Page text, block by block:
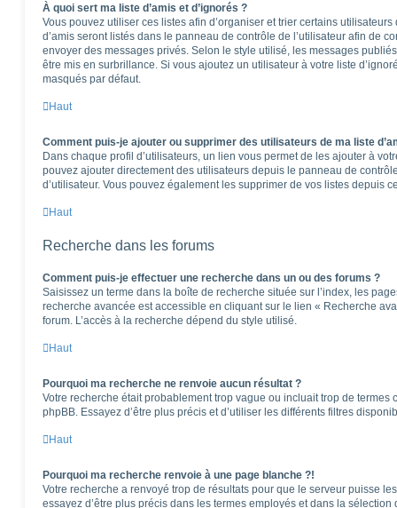
À quoi sert ma liste d’amis et d’ignorés ?
Vous pouvez utiliser ces listes afin d’organiser et trier certains
d’amis seront listés dans le panneau de contrôle de l’utilisateur afin de
envoyer des messages privés. Selon le style utilisé, les messages
être mis en surbrillance. Si vous ajoutez un utilisateur à votre liste
masqués par défaut.
Haut
Comment puis-je ajouter ou supprimer des utilisateurs de ma liste
Dans chaque profil d’utilisateurs, un lien vous permet de les ajouter à
pouvez ajouter directement des utilisateurs depuis le panneau de
d’utilisateur. Vous pouvez également les supprimer de vos listes depuis
Haut
Recherche dans les forums
Comment puis-je effectuer une recherche dans un ou des forums ?
Saisissez un terme dans la boîte de recherche située sur l’index, les
recherche avancée est accessible en cliquant sur le lien « Recherche
forum. L’accès à la recherche dépend du style utilisé.
Haut
Pourquoi ma recherche ne renvoie aucun résultat ?
Votre recherche était probablement trop vague ou incluait trop de termes
phpBB. Essayez d’être plus précis et d’utiliser les différents filtres
Haut
Pourquoi ma recherche renvoie à une page blanche ?!
Votre recherche a renvoyé trop de résultats pour que le serveur puisse
essayez d’être plus précis dans les termes employés et dans la